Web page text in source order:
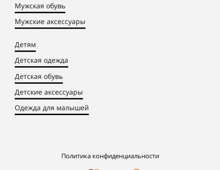
Мужская обувь
Мужские аксессуары
Детям
Детская одежда
Детская обувь
Детские аксессуары
Одежда для малышей
Политика конфиденциальности